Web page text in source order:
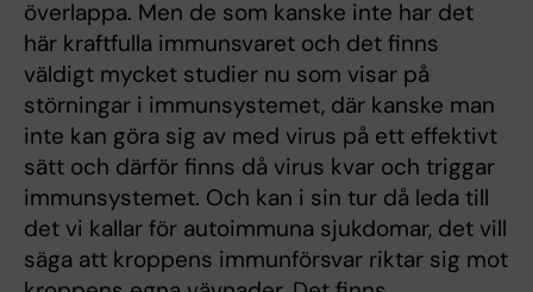
överlappa. Men de som kanske inte har det
här kraftfulla immunsvaret och det finns
väldigt mycket studier nu som visar på
störningar i immunsystemet, där kanske man
inte kan göra sig av med virus på ett effektivt
sätt och därför finns då virus kvar och triggar
immunsystemet. Och kan i sin tur då leda till
det vi kallar för autoimmuna sjukdomar, det vill
säga att kroppens immunförsvar riktar sig mot